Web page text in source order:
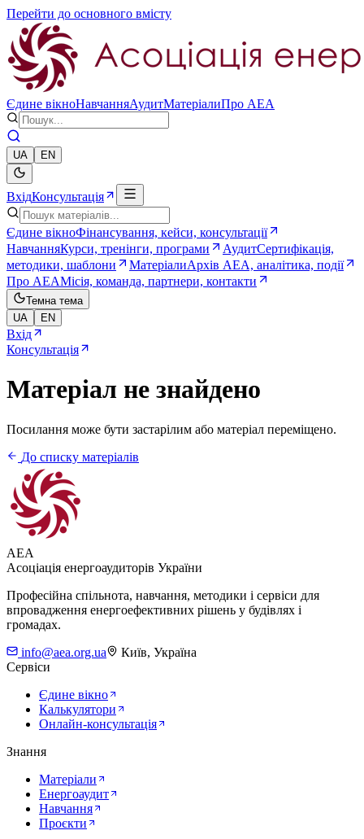
Перейти до основного вмісту
Єдине вікноНавчанняАудитМатеріалиПро AEA
UA EN
ВхідКонсультація
Єдине вікноФінансування, кейси, консультації
НавчанняКурси, тренінги, програми АудитСертифікація,
методики, шаблони
МатеріалиАрхів AEA, аналітика, події
Про AEAМісія, команда, партнери, контакти
Темна тема
UA
EN
Вхід
Консультація
Матеріал не знайдено
Посилання може бути застарілим або матеріал переміщено.
До списку матеріалів
AEA
Асоціація енергоаудиторів України
Професійна спільнота, навчання, методики і сервіси для
впровадження енергоефективних рішень у будівлях і
громадах.
info@aea.org.ua
Київ, Україна
Сервіси
Єдине вікно
Калькулятори
Онлайн-консультація
Знання
Матеріали
Енергоаудит
Навчання
Проєкти